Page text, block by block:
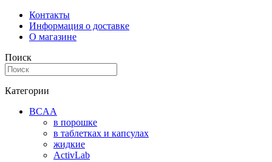
Контакты
Информация о доставке
О магазине
Поиск
Категории
BCAA
в порошке
в таблетках и капсулах
жидкие
ActivLab